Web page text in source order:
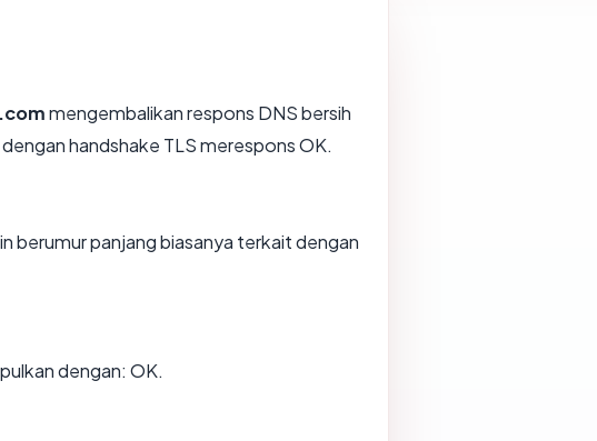
mengembalikan respons DNS bersih
handshake TLS merespons OK.
berumur panjang biasanya terkait dengan
dengan: OK.